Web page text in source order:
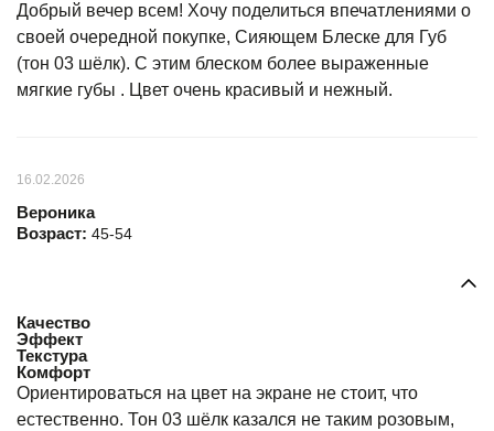
Добрый вечер всем! Хочу поделиться впечатлениями о
своей очередной покупке, Сияющем Блеске для Губ
(тон 03 шёлк). С этим блеском более выраженные
мягкие губы . Цвет очень красивый и нежный.
16.02.2026
Вероника
Возраст: 45-54
Качество
Эффект
Текстура
Комфорт
Ориентироваться на цвет на экране не стоит, что
естественно. Тон 03 шёлк казался не таким розовым,